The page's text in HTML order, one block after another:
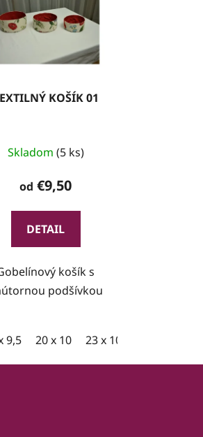
KOŠÍK 01
Skladom (5 ks)
od €9,50
DETAIL
košík s
podšívkou
9,5 20 x 10 23 x 10,5